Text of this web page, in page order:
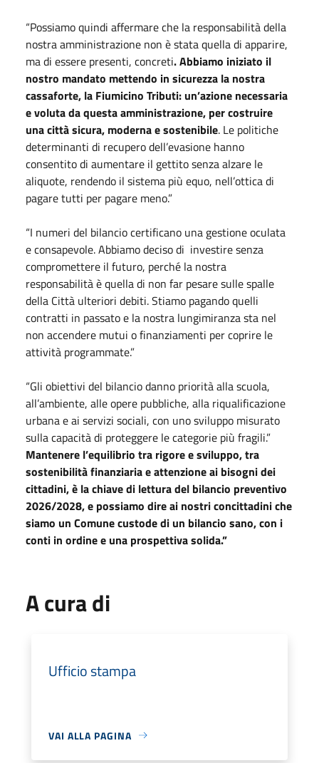
“Possiamo quindi affermare che la responsabilità della
nostra amministrazione non è stata quella di apparire,
ma di essere presenti, concreti. Abbiamo iniziato il
nostro mandato mettendo in sicurezza la nostra
cassaforte, la Fiumicino Tributi: un’azione necessaria
e voluta da questa amministrazione, per costruire
una città sicura, moderna e sostenibile. Le politiche
determinanti di recupero dell’evasione hanno
consentito di aumentare il gettito senza alzare le
aliquote, rendendo il sistema più equo, nell’ottica di
pagare tutti per pagare meno.”
“I numeri del bilancio certificano una gestione oculata
e consapevole. Abbiamo deciso di investire senza
compromettere il futuro, perché la nostra
responsabilità è quella di non far pesare sulle spalle
della Città ulteriori debiti. Stiamo pagando quelli
contratti in passato e la nostra lungimiranza sta nel
non accendere mutui o finanziamenti per coprire le
attività programmate.”
“Gli obiettivi del bilancio danno priorità alla scuola,
all’ambiente, alle opere pubbliche, alla riqualificazione
urbana e ai servizi sociali, con uno sviluppo misurato
sulla capacità di proteggere le categorie più fragili.”
Mantenere l’equilibrio tra rigore e sviluppo, tra
sostenibilità finanziaria e attenzione ai bisogni dei
cittadini, è la chiave di lettura del bilancio preventivo
2026/2028, e possiamo dire ai nostri concittadini che
siamo un Comune custode di un bilancio sano, con i
conti in ordine e una prospettiva solida.”
A cura di
Ufficio stampa
VAI ALLA PAGINA